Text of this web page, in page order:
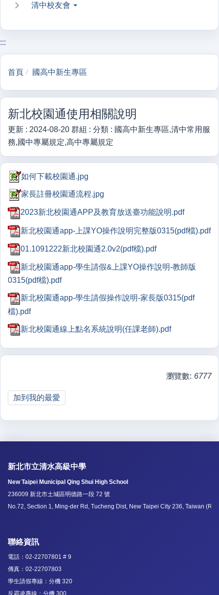
清中校友會
:::
首頁 國高中新生專區
新北校園通使用相關說明
更新 : 2024-08-20 群組 : 分類 : 國高中新生專區,清中常用服
務,國中專屬規定,高中專屬規定
如何下載校園通.jpg
家長註冊校園通流程.jpg
2023新北校園通APP及教育放送臺功能說明.pdf
新北校園通app-上課YO操作說明完整版0315(pdf檔).pdf
01.1091222新北校園通2.0v2(pdf檔).pdf
新北校園通app-學生請假&上課YO操作說明-教師版
0315(pdf檔).pdf
新北校園通app-學生請假操作說明-家長版0315(pdf
檔).pdf
新北校園通線上點名系統說明(任課老師).pdf
瀏覽數: 6777
加到我的最愛
新北市立清水高級中學
New Taipei Municipal Qing Shui High School
236009 新北市土城區明德路一段 72 號
No.72, Section 1, Ming-der Rd, Tucheng Dist, New Taipei City 236, Taiwan
聯絡資訊
電話：02-22707801 # 9
傳真：02-22707803
學生請假專線：分機 320
反霸凌專線：分機 300